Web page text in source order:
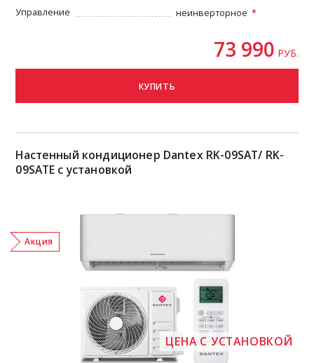
Управление неинверторное
73 990 РУБ.
КУПИТЬ
Настенный кондиционер Dantex RK-09SAT/ RK-
09SATE с установкой
Акция
ЦЕНА С УСТАНОВКОЙ